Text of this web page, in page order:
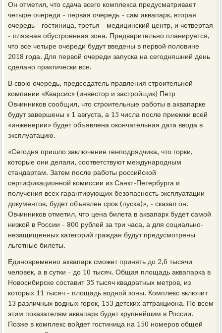
Он отметил, что сдача всего комплекса предусматривает
четыре очереди - первая очередь - сам аквапарк, вторая
очередь - гостиница, третья - медицинский центр, и четвертая
- пляжная обустроенная зона. Предварительно планируется,
что все четыре очереди будут введены в первой половине
2018 года. Для первой очереди запуска на сегодняшний день
сделано практически все.
В свою очередь, председатель правления строительной
компании «Кварсис» (инвестор и застройщик) Петр
Овчинников сообщил, что строительные работы в аквапарке
будут завершены к 1 августа, а 15 числа после приемки всей
«инженерии» будет объявлена окончательная дата ввода в
эксплуатацию.
«Сегодня пришло заключение генподрядчика, что горки,
которые они делали, соответствуют международным
стандартам. Затем после работы российской
сертификационной комиссии из Санкт-Петербурга и
получения всех гарантирующих безопасность эксплуатации
документов, будет объявлен срок (пуска)», - сказал он.
Овчинников отметил, что цена билета в аквапарк будет самой
низкой в России - 800 рублей за три часа, а для социально-
незащищенных категорий граждан будут предусмотрены
льготные билеты.
Единовременно аквапарк сможет принять до 2,6 тысячи
человек, а в сутки - до 10 тысяч. Общая площадь аквапарка в
Новосибирске составит 35 тысяч квадратных метров, из
которых 11 тысяч - площадь водной зоны. Комплекс включит
13 различных водных горок, 153 детских аттракциона. По всем
этим показателям аквапарк будет крупнейшим в России.
Позже в комплекс войдет гостиница на 150 номеров общей